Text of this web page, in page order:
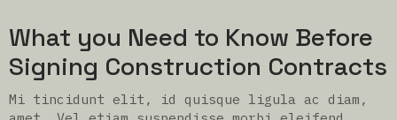
What you Need to Know Before
Signing Construction Contracts
Mi tincidunt elit, id quisque ligula ac diam,